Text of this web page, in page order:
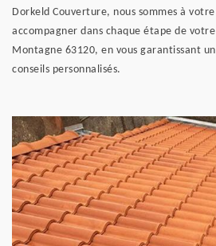
Dorkeld Couverture, nous sommes à
accompagner dans chaque étape de
Montagne 63120, en vous garantissant
conseils personnalisés.